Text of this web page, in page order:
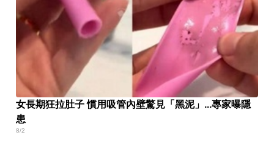
女長期狂拉肚子 慣用吸管內壁驚見「黑泥」...專家曝隱
患
8/2